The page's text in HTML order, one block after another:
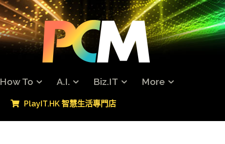
How To A.I. Biz.IT More
PlayIT.HK 智慧生活專門店